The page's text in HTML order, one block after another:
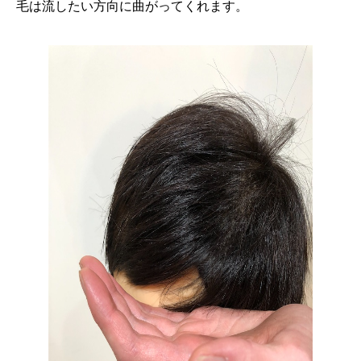
毛は流したい方向に曲がってくれます。